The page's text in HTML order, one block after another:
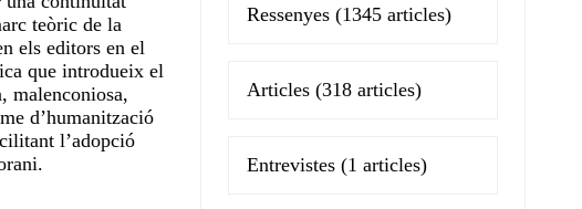
teòric de la
els editors en el
que introdueix el
malenconiosa,
d’humanització
l’adopció
Ressenyes (1345 articles)
Articles (318 articles)
Entrevistes (1 articles)